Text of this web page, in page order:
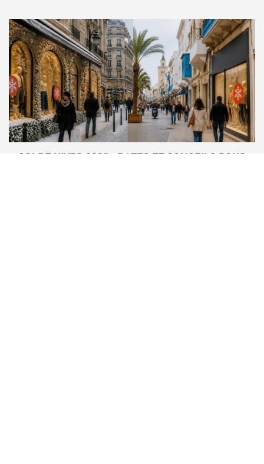
SOLDE HIVER 2025 : DATES ET CONSEILS POUR